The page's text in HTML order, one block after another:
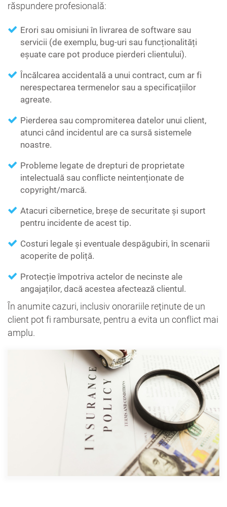
răspundere profesională:
Erori sau omisiuni în livrarea de software sau
servicii (de exemplu, bug-uri sau funcționalități
eșuate care pot produce pierderi clientului).
Încălcarea accidentală a unui contract, cum ar fi
nerespectarea termenelor sau a specificațiilor
agreate.
Pierderea sau compromiterea datelor unui client,
atunci când incidentul are ca sursă sistemele
noastre.
Probleme legate de drepturi de proprietate
intelectuală sau conflicte neintenționate de
copyright/marcă.
Atacuri cibernetice, breșe de securitate și suport
pentru incidente de acest tip.
Costuri legale și eventuale despăgubiri, în scenarii
acoperite de poliță.
Protecție împotriva actelor de necinste ale
angajaților, dacă acestea afectează clientul.
În anumite cazuri, inclusiv onorariile reținute de un
client pot fi rambursate, pentru a evita un conflict mai
amplu.